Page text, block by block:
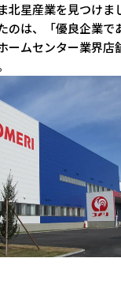
北星産業を見つけま
のは、「優良企業で
ームセンター業界店